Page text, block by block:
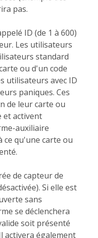
pas.
ID (de 1 à 600)
Les utilisateurs
standard
ou d'un code
utilisateurs avec ID
paniques. Ces
de leur carte ou
et activent
auxiliaire
ce qu'une carte ou
de capteur de
Si elle est
sans
se déclenchera
soit présenté
activera également